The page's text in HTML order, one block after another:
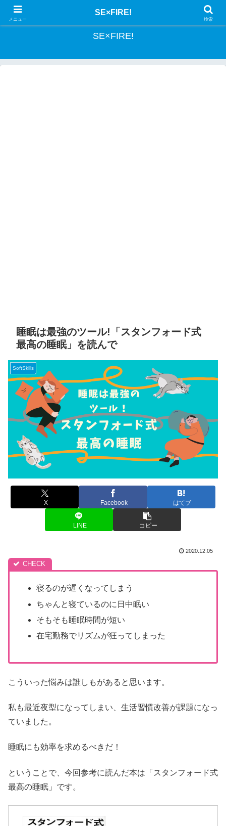
とあるSEの投資記録
SE×FIRE!
睡眠は最強のツール!「スタンフォード式
最高の睡眠」を読んで
SoftSkills
X Facebook はてブ
LINE コピー
2020.12.05
寝るのが遅くなってしまう
ちゃんと寝ているのに日中眠い
そもそも睡眠時間が短い
在宅勤務でリズムが狂ってしまった
こういった悩みは誰しもがあると思います。
私も最近夜型になってしまい、生活習慣改善が課題になっ
ていました。
睡眠にも効率を求めるべきだ！
ということで、今回参考に読んだ本は「スタンフォード式
最高の睡眠」です。
メニュー
SE×FIRE!
検索